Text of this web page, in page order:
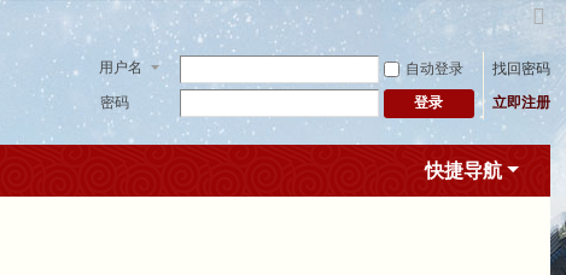
换
到
窄
用户名 自动登录
找回密码
密码
登录 立即注册
快捷导航